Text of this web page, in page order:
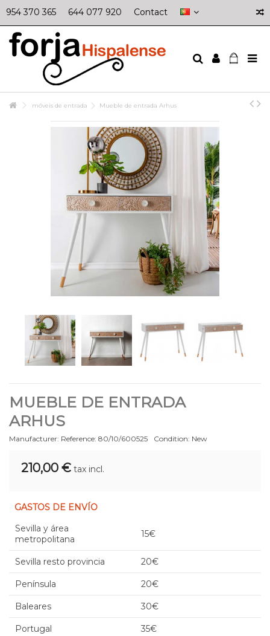
954 370 365 644 077 920 Contact
móveis de entrada Mueble de entrada Arhus
MUEBLE DE ENTRADA
ARHUS
Manufacturer: Reference: 80/10/600525 Condition: New
210,00 € tax incl.
GASTOS DE ENVÍO
Sevilla y área
metropolitana
15€
Sevilla resto provincia 20€
Península 20€
Baleares 30€
Portugal 35€